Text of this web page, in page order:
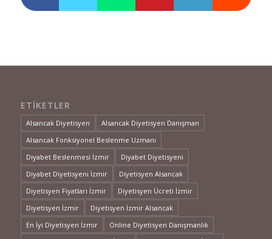
ETIKETLER
Alsancak Diyetisyen
Alsancak Diyetisyen Danışman
Alsancak Fonksiyonel Beslenme Uzmanı
Diyabet Beslenmesi İzmir
Diyabet Diyetisyeni
Diyabet Diyetisyeni İzmir
Diyetisyen Alsancak
Diyetisyen Fiyatları İzmir
Diyetisyen Ücreti İzmir
Diyetisyen İzmir
Diyetisyen İzmir Alsancak
En İyi Diyetisyen İzmir
Online Diyetisyen Danışmanlık